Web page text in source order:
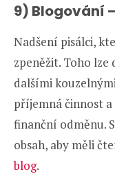
9) Blogování
Nadšení pisálci,
zpeněžit. Toho
dalšími
příjemná činnost
finanční odměnu.
obsah, aby měli
blog.